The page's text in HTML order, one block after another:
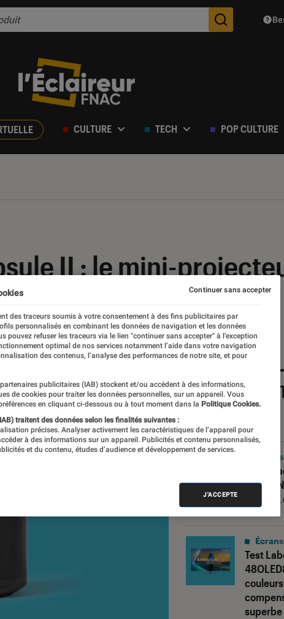
Des
CULTURE TECH POP CULTURE
II : le mini-
Nos derniers
Test
le TV
Test
des traceurs soumis à votre consentement à des fins publicitaires par
personnalisés en combinant les données de navigation et les données
pouvez refuser les traceurs via le lien "continuer sans accepter" à l’exception
optimal de nos services notamment l’aide dans votre navigation
des contenus, l’analyse des performances de notre site, et pour
partenaires publicitaires (IAB) stockent et/ou accèdent à des informations,
de cookies pour traiter les données personnelles, sur un appareil. Vous
en cliquant ci-dessous ou à tout moment dans la Politique Cookies.
traitent des données selon les finalités suivantes :
précises. Analyser activement les caractéristiques de l’appareil pour
à des informations sur un appareil. Publicités et contenu personnalisés,
et du contenu, études d’audience et développement de services.
J'ACCEPTE
Continuer sans accepter